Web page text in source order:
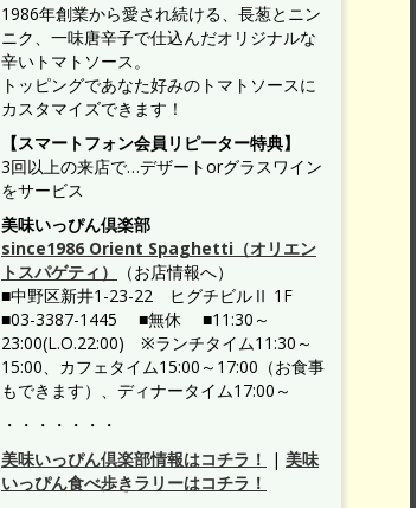
1986年創業から愛され続ける、長葱とニン
ニク、一味唐辛子で仕込んだオリジナルな
辛いトマトソース。
トッピングであなた好みのトマトソースに
カスタマイズできます！
【スマートフォン会員リピーター特典】
3回以上の来店で…デザートorグラスワイン
をサービス
美味いっぴん倶楽部
since1986 Orient Spaghetti（オリエン
トスパゲティ）
（お店情報へ）
■中野区新井1-23-22 ヒグチビルⅡ 1F
■03-3387-1445 ■無休 ■11:30～
23:00(L.O.22:00) ※ランチタイム11:30～
15:00、カフェタイム15:00～17:00（お食事
もできます）、ディナータイム17:00～
・・・・・・・
美味いっぴん倶楽部情報はコチラ！
| 美味
いっぴん食べ歩きラリーはコチラ！